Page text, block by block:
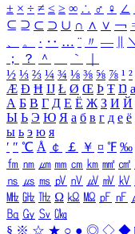
± × ÷ ≠ ≤ ≥ ∞ ∴ ♂ ♀ ∠
⊆ ⊇ ⊂ ⊃ ∪ ∩ ∧ ∨ ￢
、
。 · ‥ … ¨ 〃 ―
；
？ ＾ ｀
½ ⅓ ⅔ ¼ ¾ ⅛ ⅜ ⅝ ⅞ ¹ ²
Æ Ð Ħ Ĳ Ł Ø Œ Þ Ŧ Ŋ
А Б В Г Д Е Ё Ж З И Й
Ы Ь Э Ю Я а б в г д е ё
ы ь э ю я
′ ″ ℃ Å ￠ ￡ ￥ ¤ ℉ ‰
㎙ ㎚ ㎛ ㎜ ㎝ ㎞ ㎟ ㎠
㎱ ㎲ ㎳ ㎴ ㎵ ㎶ ㎷ ㎸
㎒ ㎓ ㎔ Ω ㏀ ㏁ ㎊ ㎋
㏃ ㏉ ㏜ ㏆
§ ※ ☆ ★ ○ ● ◎ ◇ ◆